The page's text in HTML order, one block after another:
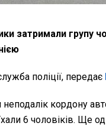
затримали групу
поліції, передає
кордону
6 чоловіків. Ще